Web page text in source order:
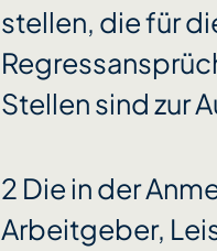
stellen, die für
Stellen sind zur
2 Die in der
Arbeitgeber,